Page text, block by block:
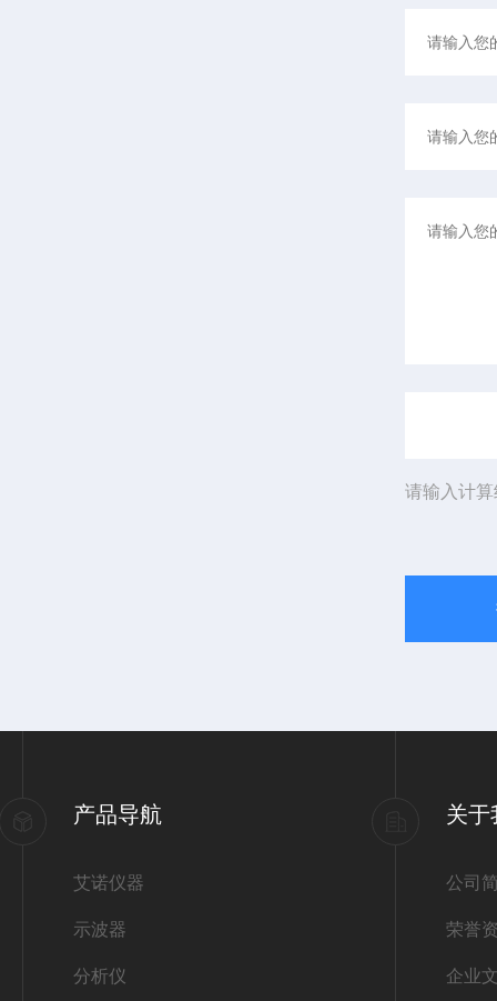
请输入计
产品导航
艾诺仪器
示波器
分析仪
关于
公司
荣誉
企业